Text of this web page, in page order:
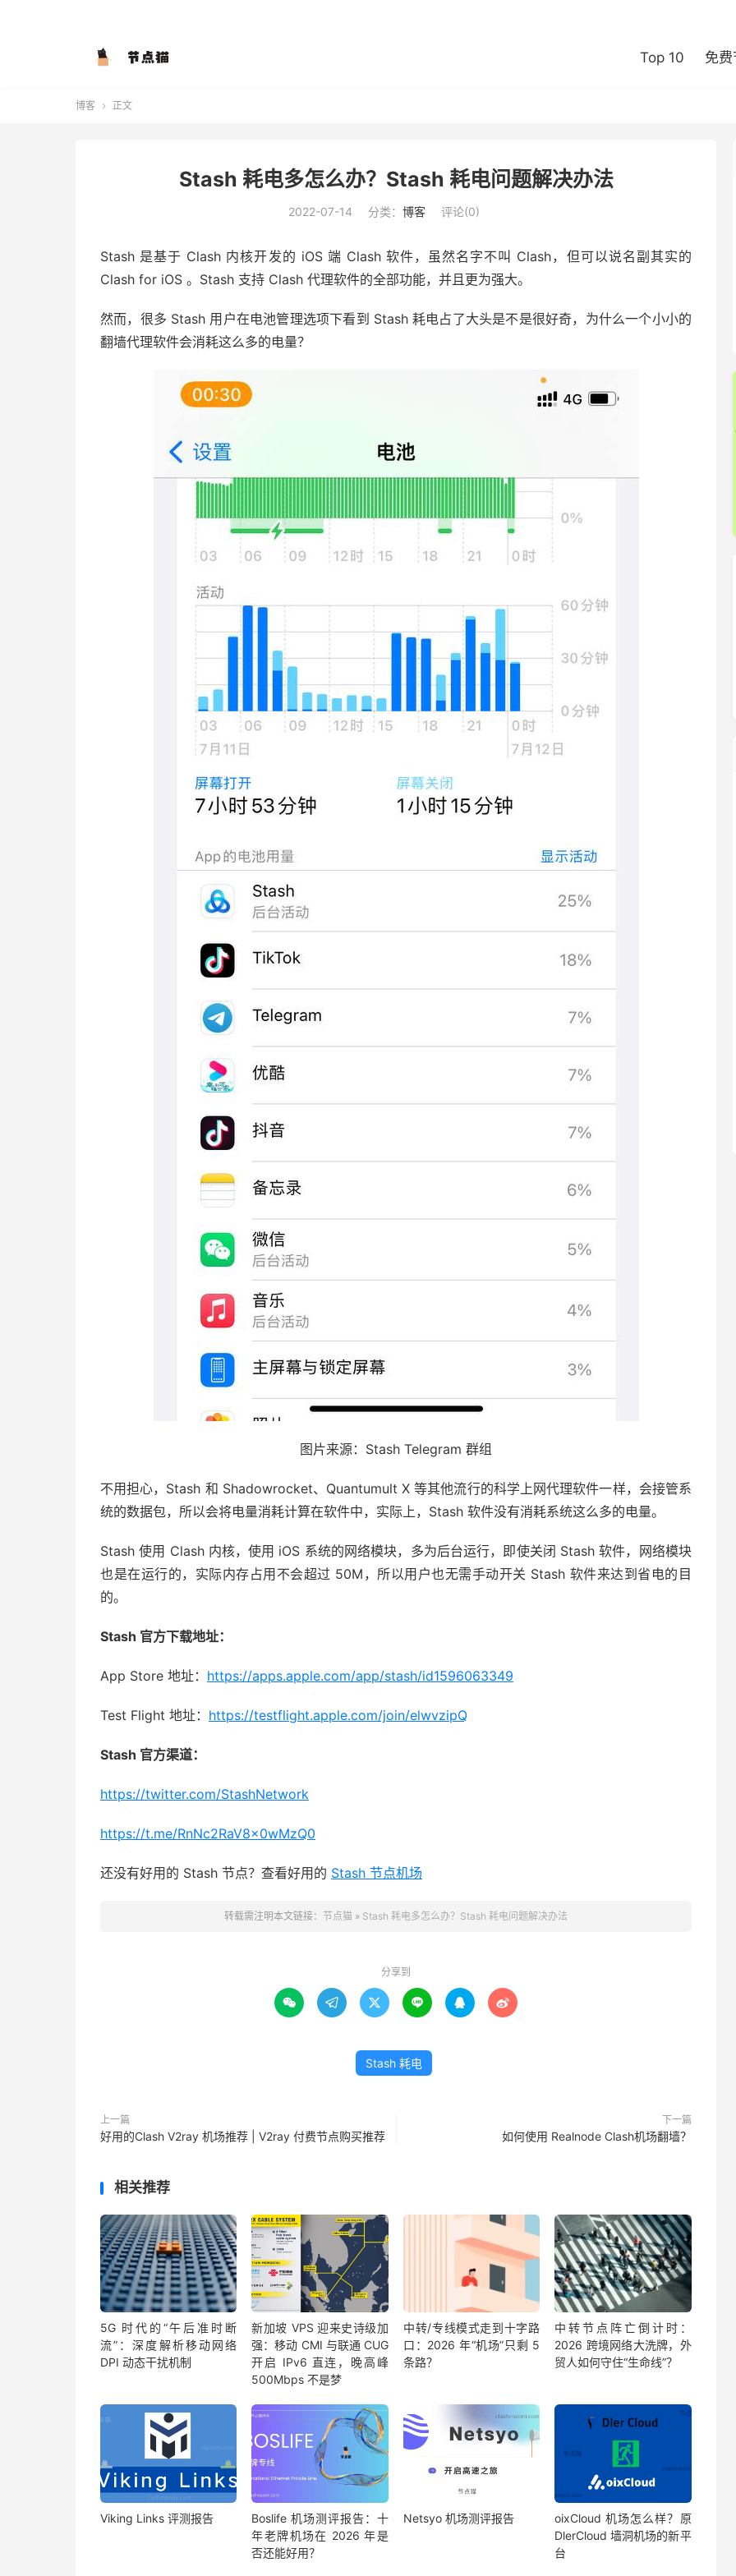
Top 10 免
博客  正文
Stash 耗电多怎么办？Stash 耗电问题解决办法
2022-07-14 分类： 博客 评论(0)
Stash 是基于 Clash 内核开发的 iOS 端 Clash 软件，虽然名字不叫 Clash，但可以说名副其实的
Clash for iOS 。Stash 支持 Clash 代理软件的全部功能，并且更为强大。
然而，很多 Stash 用户在电池管理选项下看到 Stash 耗电占了大头是不是很好奇，为什么一个小小的
翻墙代理软件会消耗这么多的电量？
图片来源：Stash Telegram 群组
不用担心，Stash 和 Shadowrocket、Quantumult X 等其他流行的科学上网代理软件一样，会接管系
统的数据包，所以会将电量消耗计算在软件中，实际上，Stash 软件没有消耗系统这么多的电量。
Stash 使用 Clash 内核，使用 iOS 系统的网络模块，多为后台运行，即使关闭 Stash 软件，网络模块
也是在运行的，实际内存占用不会超过 50M，所以用户也无需手动开关 Stash 软件来达到省电的目
的。
Stash 官方下载地址：
App Store 地址： https://apps.apple.com/app/stash/id1596063349
Test Flight 地址： https://testflight.apple.com/join/elwvzipQ
Stash 官方渠道：
https://twitter.com/StashNetwork
https://t.me/RnNc2RaV8x0wMzQ0
还没有好用的 Stash 节点？查看好用的 Stash 节点机场
转载需注明本文链接： 节点猫 » Stash 耗电多怎么办？Stash 耗电问题解决办法
分享到
     
Stash 耗电
上一篇
好用的Clash V2ray 机场推荐 | V2ray 付费节点购买推荐
下一篇
如何使用 Realnode Clash机场翻墙？
相关推荐
5G 时代的“午后准时断
流”：深度解析移动网络
DPI 动态干扰机制
新加坡 VPS 迎来史诗级加
强：移动 CMI 与联通 CUG
开启 IPv6 直连，晚高峰
500Mbps 不是梦
中转/专线模式走到十字路
口：2026 年“机场”只剩 5
条路？
中转节点阵亡倒计时：
2026 跨境网络大洗牌，外
贸人如何守住“生命线”？
Viking Links 评测报告
Boslife 机场测评报告：十
年老牌机场在 2026 年是
否还能好用？
Netsyo 机场测评报告
oixCloud 机场怎么样？原
DlerCloud 墙洞机场的新平
台